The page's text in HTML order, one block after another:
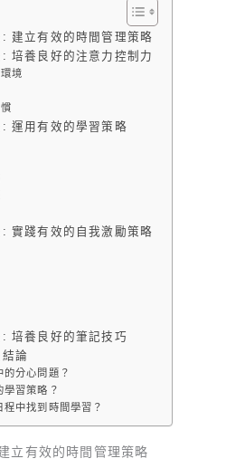
建立有效的時間管理策略
培養良好的注意力控制力
境
運用有效的學習策略
實踐有效的自我激勵策略
培養良好的筆記技巧
論
的分心問題？
學習策略？
中找到時間學習？
立有效的時間管理策略